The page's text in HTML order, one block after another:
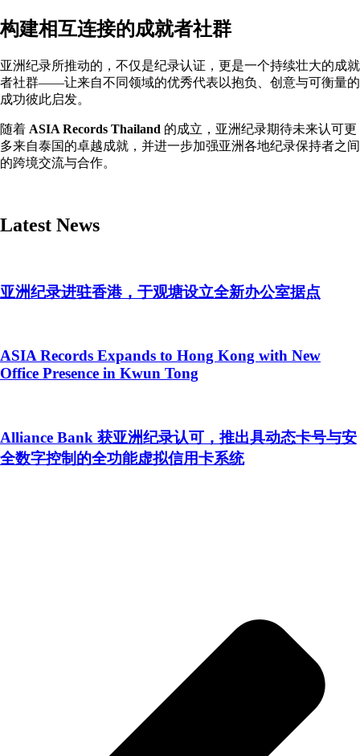
构建相互连接的成就者社群
亚洲纪录所推动的，不仅是纪录认证，更是一个持续壮大的成就
者社群——让来自不同领域的优秀代表以抱负、创意与可衡量的
成功彼此启发。
随着 ASIA Records Thailand 的成立，亚洲纪录期待未来认可更
多来自泰国的卓越成就，并进一步加强亚洲各地纪录保持者之间
的跨境交流与合作。
Latest News
亚洲纪录进驻香港，于观塘设立全新办公室据点
ASIA Records Expands to Hong Kong with New
Office Presence in Kwun Tong
Alliance Bank 获亚洲纪录认可，推出具动态卡号与安
全数字控制的全功能虚拟信用卡系统